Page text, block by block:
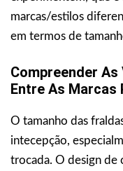
marcas/estilos
em termos de
Compreender As
Entre As Marcas
O tamanho das
intecepção,
trocada. O design de